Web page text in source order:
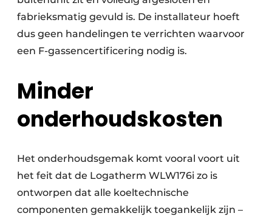
fabrieksmatig gevuld is. De installateur hoeft
dus geen handelingen te verrichten waarvoor
een F-gassencertificering nodig is.
Minder
onderhoudskosten
Het onderhoudsgemak komt vooral voort uit
het feit dat de Logatherm WLW176i zo is
ontworpen dat alle koeltechnische
componenten gemakkelijk toegankelijk zijn –